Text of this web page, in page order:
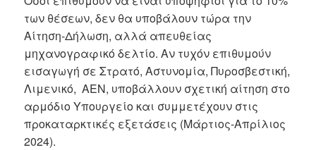
των θέσεων, δεν θα υποβάλουν τώρα την
Αίτηση-Δήλωση, αλλά απευθείας
μηχανογραφικό δελτίο. Αν τυχόν επιθυμούν
εισαγωγή σε Στρατό, Αστυνομία, Πυροσβεστική,
Λιμενικό, ΑΕΝ, υποβάλλουν σχετική αίτηση στο
αρμόδιο Υπουργείο και συμμετέχουν στις
προκαταρκτικές εξετάσεις (Μάρτιος-Απρίλιος
2024).